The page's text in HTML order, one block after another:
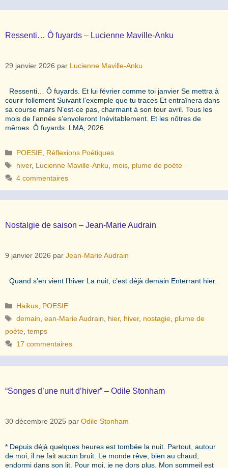
Ressenti… Ô fuyards – Lucienne Maville-Anku
29 janvier 2026 par Lucienne Maville-Anku
Ressenti… Ô fuyards. Et lui février comme toi janvier Se mettra à
courir follement Suivant l’exemple que tu traces Et entraînera dans
sa course mars N’est-ce pas, charmant à son tour avril. Tous les
mois de l’année s’envoleront Inévitablement. Et les nôtres de
mêmes. Ô fuyards. LMA, 2026
Catégories
POESIE Réflexions Poétiques
Étiquettes
hiver, Lucienne Maville-Anku mois plume de poète
4 commentaires
Nostalgie de saison – Jean-Marie Audrain
9 janvier 2026 par Jean-Marie Audrain
Quand s’en vient l’hiver La nuit, c’est déjà demain Enterrant hier.
Catégories
Haikus POESIE
Étiquettes
demain ,ean-Marie Audrain hier, hiver, nostagie plume de
poète temps
17 commentaires
“Songes d’une nuit d’hiver” – Odile Stonham
30 décembre 2025 par Odile Stonham
* Depuis déjà quelques heures est tombée la nuit. Partout, autour
de moi, il ne fait aucun bruit. Le monde rêve, bien au chaud,
endormi dans son lit. Pour moi, je ne dors plus. Mon sommeil est